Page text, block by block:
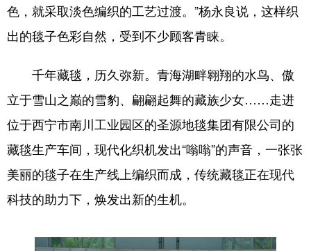
色，就采取淡色编织的工艺过渡。”杨永良说，这样织
出的毯子色彩自然，受到不少顾客青睐。
千年藏毯，历久弥新。青海湖畔翱翔的水鸟、傲
立于雪山之巅的雪豹、翩翩起舞的藏族少女……走进
位于西宁市南川工业园区的圣源地毯集团有限公司的
藏毯生产车间，现代化织机发出“嗡嗡”的声音，一张张
美丽的毯子在生产线上编织而成，传统藏毯正在现代
科技的助力下，焕发出新的生机。